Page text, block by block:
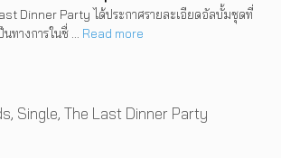
Dinner Party ได้ประกาศรายละเอียดอัลบั้มชุดที่
ทางการในชื่ … Read more
, Single,The Last Dinner Party
กเอเชีย! ประกาศเอเชีย